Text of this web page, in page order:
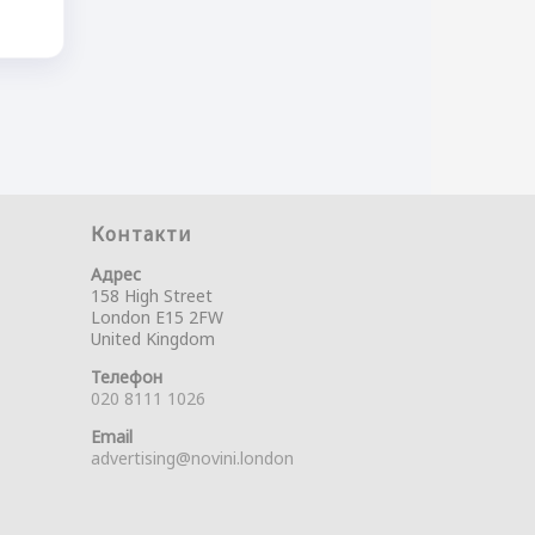
Контакти
Адрес
158 High Street
London E15 2FW
United Kingdom
Телефон
020 8111 1026
Email
advertising@novini.london